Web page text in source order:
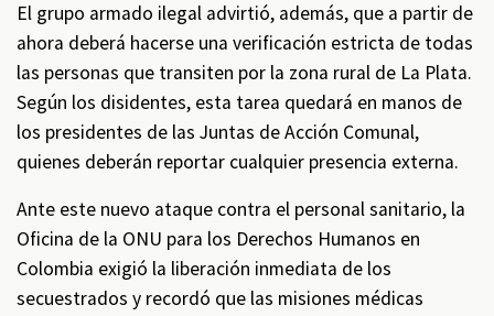
El grupo armado ilegal advirtió, además, que a partir de
ahora deberá hacerse una verificación estricta de todas
las personas que transiten por la zona rural de La Plata.
Según los disidentes, esta tarea quedará en manos de
los presidentes de las Juntas de Acción Comunal,
quienes deberán reportar cualquier presencia externa.
Ante este nuevo ataque contra el personal sanitario, la
Oficina de la ONU para los Derechos Humanos en
Colombia exigió la liberación inmediata de los
secuestrados y recordó que las misiones médicas